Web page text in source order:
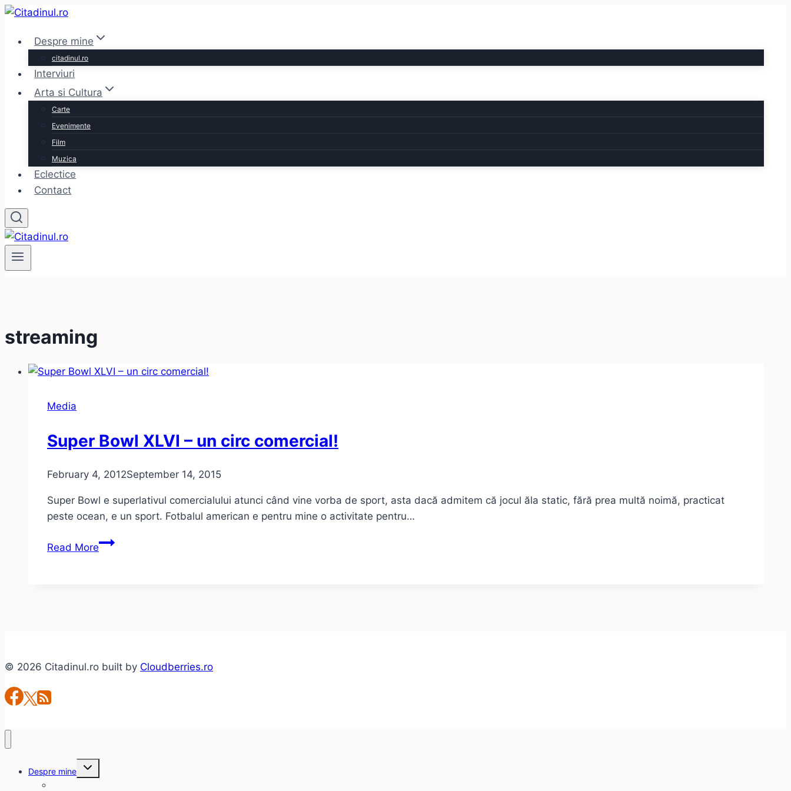
Skip
contentDespre mine
citadinul.ro
Interviuri
Arta si Cultura
Carte
Evenimente
Film
Muzica
Eclectice
Contact
streaming
Media
Super Bowl XLVI – un circ comercial!
February 4, 2012September 14, 2015
Super Bowl e superlativul comercialului atunci când vine vorba de sport, asta dacă admitem că jocul ăla static, fără prea multă noimă, practicat
peste ocean, e un sport. Fotbalul american e pentru mine o activitate pentru…
Read MoreSuper
© 2026 Citadinul.ro built by Cloudberries.ro
Despre mine
Toggle